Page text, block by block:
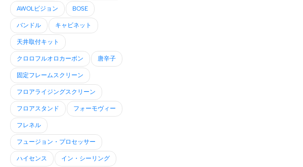
AWOLビジョン BOSE
バンドル キャビネット
天井取付キット
クロロフルオロカーボン 唐辛子
固定フレームスクリーン
フロアライジングスクリーン
フロアスタンド フォーモヴィー
フレネル
フュージョン・プロセッサー
ハイセンス イン・シーリング